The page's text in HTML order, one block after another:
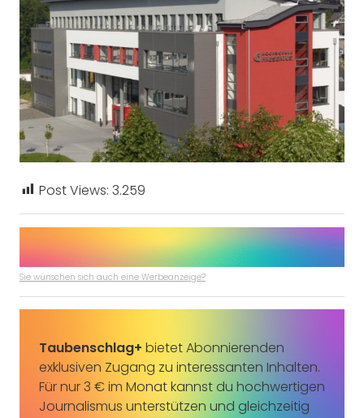
Post Views: 3.259
Sie wünschen sich auch eine Werbeanzeige?
Taubenschlag+ bietet Abonnierenden
exklusiven Zugang zu interessanten Inhalten.
Für nur 3 € im Monat kannst du hochwertigen
Journalismus unterstützen und gleichzeitig